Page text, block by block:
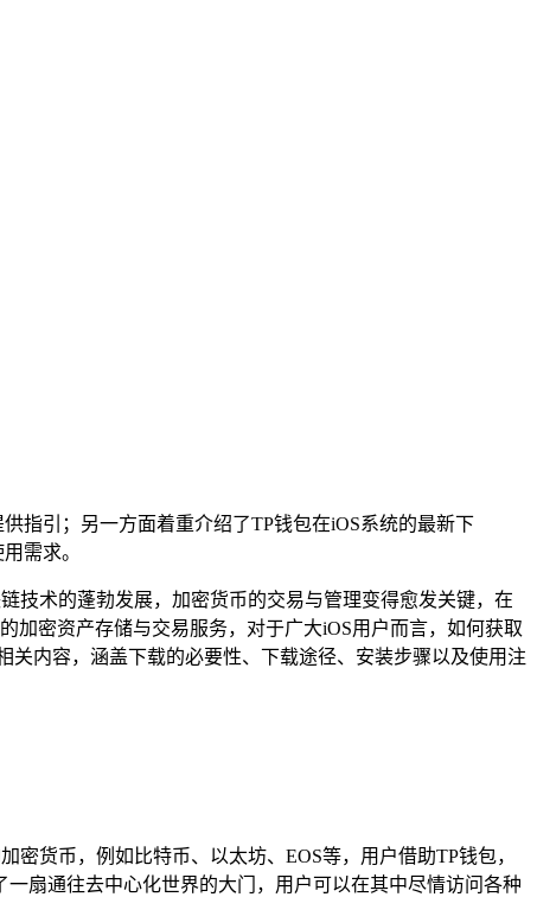
指引；另一方面着重介绍了TP钱包在iOS系统的最新下
需求。
技术的蓬勃发展，加密货币的交易与管理变得愈发关键，在
加密资产存储与交易服务，对于广大iOS用户而言，如何获取
内容，涵盖下载的必要性、下载途径、安装步骤以及使用注
货币，例如比特币、以太坊、EOS等，用户借助TP钱包，
扇通往去中心化世界的大门，用户可以在其中尽情访问各种